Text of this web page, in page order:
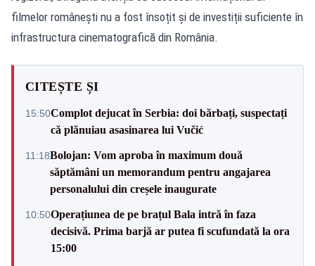
filmelor românești nu a fost însoțit și de investiții suficiente în
infrastructura cinematografică din România.
CITEȘTE ȘI
15:50Complot dejucat în Serbia: doi bărbați, suspectați
că plănuiau asasinarea lui Vučić
11:18Bolojan: Vom aproba în maximum două
săptămâni un memorandum pentru angajarea
personalului din creșele inaugurate
10:50Operațiunea de pe brațul Bala intră în faza
decisivă. Prima barjă ar putea fi scufundată la ora
15:00